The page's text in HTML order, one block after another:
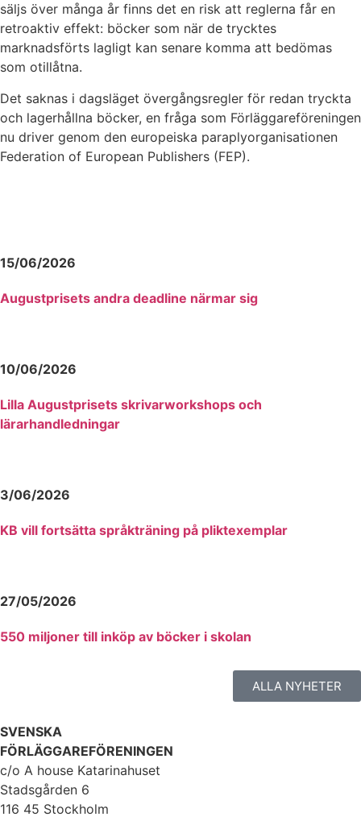
säljs över många år finns det en risk att reglerna får en
retroaktiv effekt: böcker som när de trycktes
marknadsförts lagligt kan senare komma att bedömas
som otillåtna.
Det saknas i dagsläget övergångsregler för redan tryckta
och lagerhållna böcker, en fråga som Förläggareföreningen
nu driver genom den europeiska paraplyorganisationen
Federation of European Publishers (FEP).
15/06/2026
Augustprisets andra deadline närmar sig
10/06/2026
Lilla Augustprisets skrivarworkshops och
lärarhandledningar
3/06/2026
KB vill fortsätta språkträning på pliktexemplar
27/05/2026
550 miljoner till inköp av böcker i skolan
ALLA NYHETER
SVENSKA
FÖRLÄGGAREFÖRENINGEN
c/o A house Katarinahuset
Stadsgården 6
116 45 Stockholm